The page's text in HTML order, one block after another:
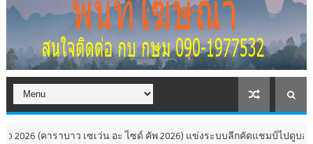
าราบาว เซเว่น อะ ไซด์ คัพ 2026) แข่งระบบลีกคัดแชมป์ไปดูบอลคาราบาว